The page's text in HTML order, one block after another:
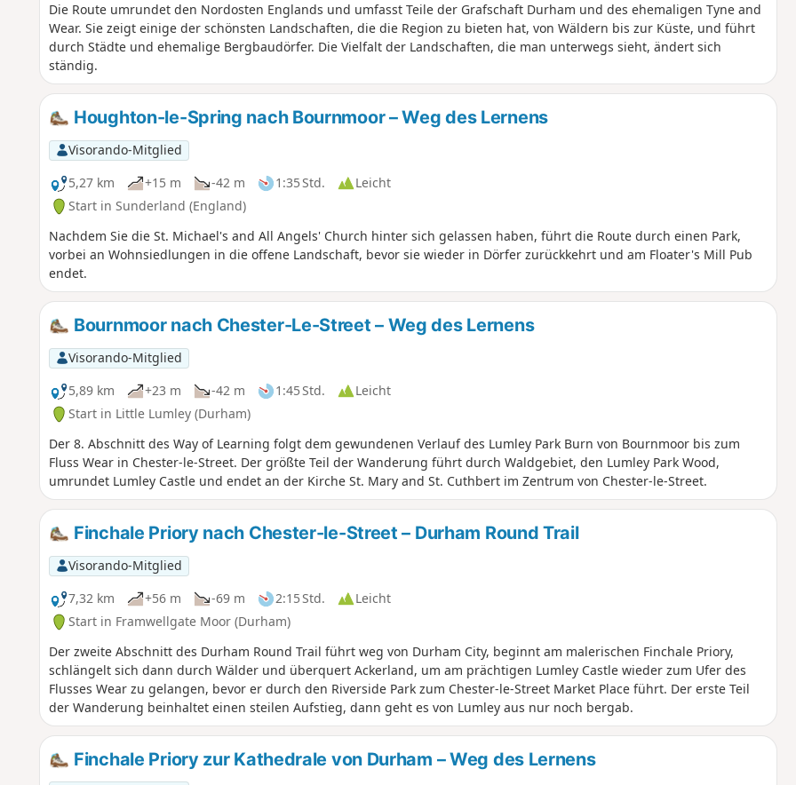
Die Route umrundet den Nordosten Englands und umfasst Teile der Grafschaft Durham und des ehemaligen Tyne and
Wear. Sie zeigt einige der schönsten Landschaften, die die Region zu bieten hat, von Wäldern bis zur Küste, und führt
durch Städte und ehemalige Bergbaudörfer. Die Vielfalt der Landschaften, die man unterwegs sieht, ändert sich
ständig.
Houghton-le-Spring nach Bournmoor – Weg des Lernens
Visorando-Mitglied
5,27 km
+15 m -42 m 1:35 Std.
Leicht
Start in Sunderland (England)
Nachdem Sie die St. Michael's and All Angels' Church hinter sich gelassen haben, führt die Route durch einen Park,
vorbei an Wohnsiedlungen in die offene Landschaft, bevor sie wieder in Dörfer zurückkehrt und am Floater's Mill Pub
endet.
Bournmoor nach Chester-Le-Street – Weg des Lernens
Visorando-Mitglied
5,89 km
+23 m -42 m 1:45 Std.
Leicht
Start in Little Lumley (Durham)
Der 8. Abschnitt des Way of Learning folgt dem gewundenen Verlauf des Lumley Park Burn von Bournmoor bis zum
Fluss Wear in Chester-le-Street. Der größte Teil der Wanderung führt durch Waldgebiet, den Lumley Park Wood,
umrundet Lumley Castle und endet an der Kirche St. Mary and St. Cuthbert im Zentrum von Chester-le-Street.
Finchale Priory nach Chester-le-Street – Durham Round Trail
Visorando-Mitglied
7,32 km
+56 m -69 m 2:15 Std.
Leicht
Start in Framwellgate Moor (Durham)
Der zweite Abschnitt des Durham Round Trail führt weg von Durham City, beginnt am malerischen Finchale Priory,
schlängelt sich dann durch Wälder und überquert Ackerland, um am prächtigen Lumley Castle wieder zum Ufer des
Flusses Wear zu gelangen, bevor er durch den Riverside Park zum Chester-le-Street Market Place führt. Der erste Teil
der Wanderung beinhaltet einen steilen Aufstieg, dann geht es von Lumley aus nur noch bergab.
Finchale Priory zur Kathedrale von Durham – Weg des Lernens